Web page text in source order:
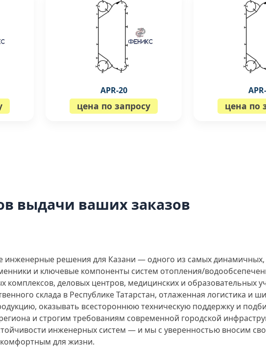
APR-20
цена по запросу цена по
выдачи ваших заказов
инженерные решения для Казани — одного из самых
и ключевые компоненты систем отопления/
комплексов, деловых центров, медицинских и
склада в Республике Татарстан, отлаженная логистика и
оказывать всестороннюю техническую поддержку и
и строгим требованиям современной городской
инженерных систем — и мы с уверенностью вносим
комфортным для жизни.